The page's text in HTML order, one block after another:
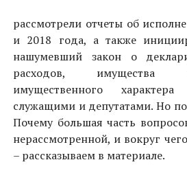
рассмотрели отчеты об
и 2018 года, а также
нашумевший закон о
расходов, имущества
имущественного характера
служащими и депутатами. Но
Почему большая часть
нерассмотренной, и вокруг
– рассказываем в материале.